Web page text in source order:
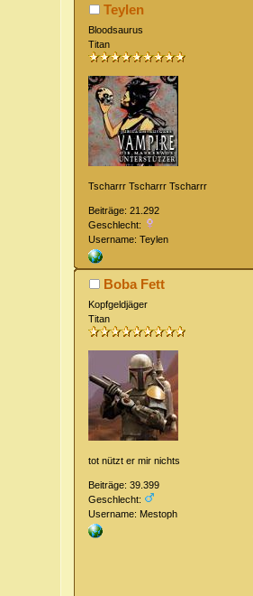
Teylen
Bloodsaurus
Titan
Tscharrr Tscharrr Tscharrr
Beiträge: 21.292
Geschlecht:
Username: Teylen
Boba Fett
Kopfgeldjäger
Titan
tot nützt er mir nichts
Beiträge: 39.399
Geschlecht:
Username: Mestoph